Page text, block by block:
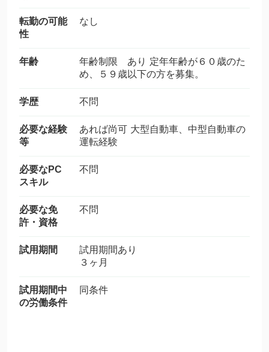
転勤の可能
性
なし
年齢
年齢制限 あり 定年年齢が６０歳のた
め、５９歳以下の方を募集。
学歴 不問
必要な経験
等
あれば尚可 大型自動車、中型自動車の
運転経験
必要なPC
スキル
不問
必要な免
許・資格
不問
試用期間
試用期間あり
３ヶ月
試用期間中
の労働条件
同条件